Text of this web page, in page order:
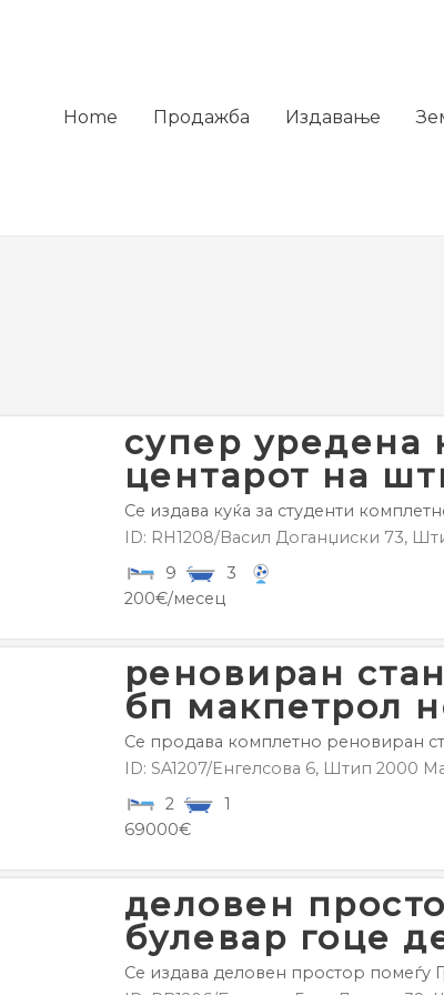
Home Продажба Издавање
супер уредена
центарот на
Се издава куќа за студенти
ID: RH1208/Васил Доганџиски 73,
9
3
200€/месец
реновиран
бп макпетрол
Се продава комплетно реновиран
ID: SA1207/Енгелсова 6, Штип 2000
2
1
69000€
деловен
булевар гоце
Се издава деловен простор помеѓу